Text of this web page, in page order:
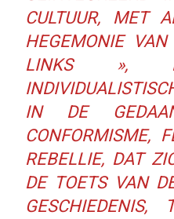
CULTUUR, MET
HEGEMONIE
LINKS »,
IN DE
CONFORMISME,
REBELLIE, DAT
DE TOETS VAN